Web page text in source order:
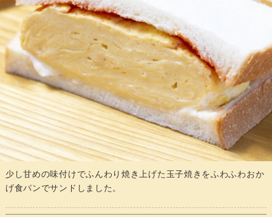
少し甘めの味付けでふんわり焼き上げた玉子焼きをふわふわおか
げ食パンでサンドしました。